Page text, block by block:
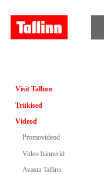
Visit Tallinn
Trükised
Videod
Promovideod
Video bännerid
Avasta Tallinn